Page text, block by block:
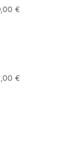
de
le
€
€